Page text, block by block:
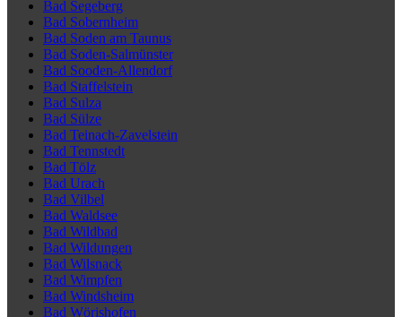
Bad Segeberg
Bad Sobernheim
Bad Soden am Taunus
Bad Soden-Salmünster
Bad Sooden-Allendorf
Bad Staffelstein
Bad Sulza
Bad Sülze
Bad Teinach-Zavelstein
Bad Tennstedt
Bad Tölz
Bad Urach
Bad Vilbel
Bad Waldsee
Bad Wildbad
Bad Wildungen
Bad Wilsnack
Bad Wimpfen
Bad Windsheim
Bad Wörishofen